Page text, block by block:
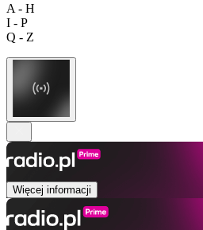
A - H
I - P
Q - Z
Więcej informacji